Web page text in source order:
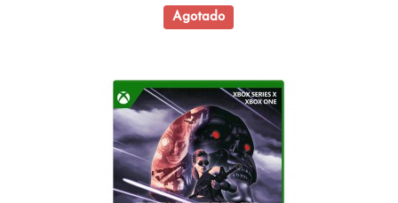
Agotado